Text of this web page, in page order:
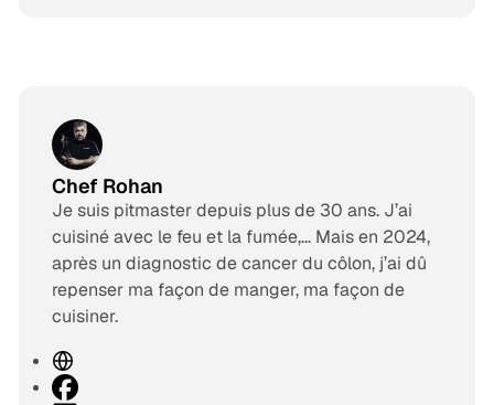
Chef Rohan
Je suis pitmaster depuis plus de 30 ans. J’ai
cuisiné avec le feu et la fumée,… Mais en 2024,
après un diagnostic de cancer du côlon, j’ai dû
repenser ma façon de manger, ma façon de
cuisiner.
S
iF